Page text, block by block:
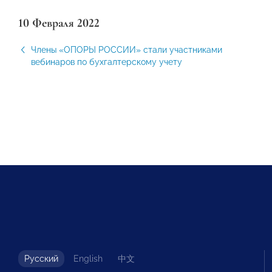
10 Февраля 2022
Члены «ОПОРЫ РОССИИ» стали участниками
вебинаров по бухгалтерскому учету
Русский English 中文